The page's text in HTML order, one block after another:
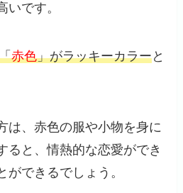
いです。
赤色」がラッキーカラーと
は、赤色の服や小物を身に
ると、情熱的な恋愛ができ
ができるでしょう。